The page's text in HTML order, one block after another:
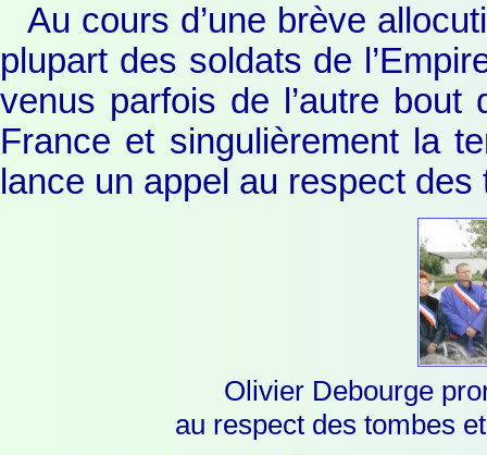
Au cours d’une brève
plupart des soldats de
venus parfois de l’autre
France et singulièrement la
lance un appel au respect
Olivier Debourge
au respect des tombes